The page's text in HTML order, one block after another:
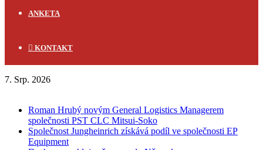
ANKETA
KONTAKT
7. Srp. 2026
Roman Hrubý novým General Logistics Managerem
společnosti PST CLC Mitsui-Soko
Společnost Jungheinrich získává podíl ve společnosti EP
Equipment